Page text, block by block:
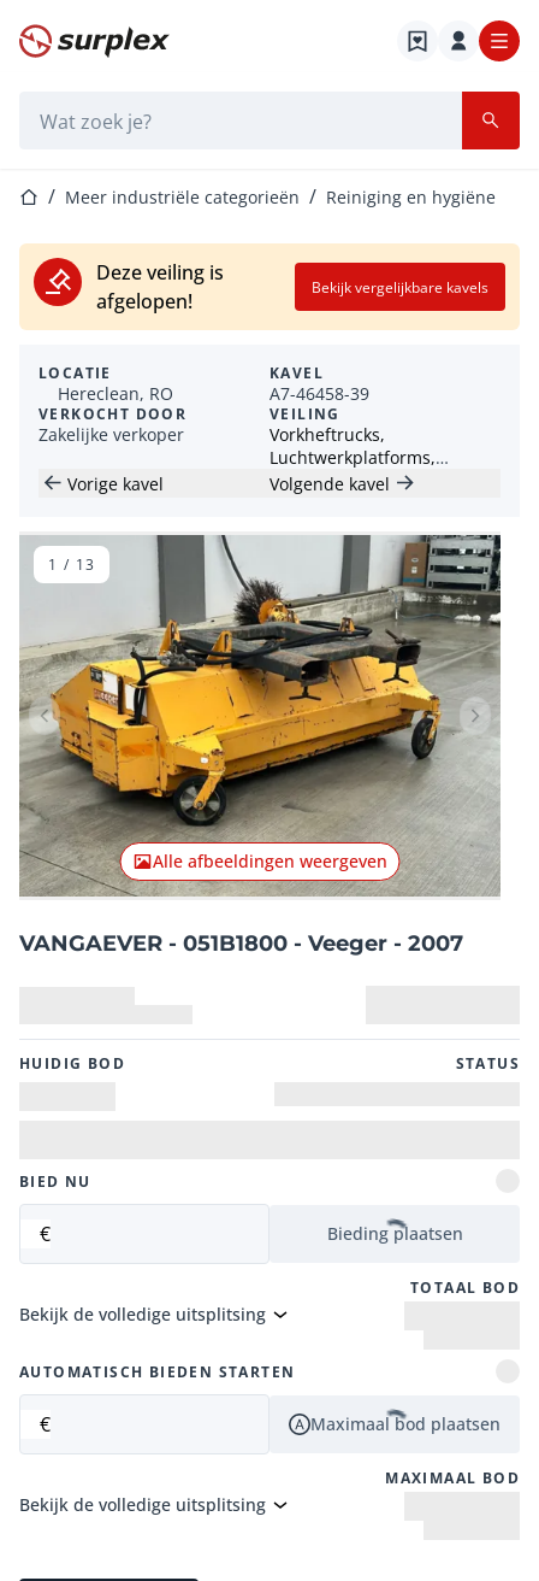
Startpagina
StartpaginaMeer industriële categorieën Reiniging en hygiëne
Deze veiling is
afgelopen!
Bekijk vergelijkbare kavels
LOCATIE
Hereclean, RO
VERKOCHT DOOR
Zakelijke verkoper
KAVEL
A7-46458-39
VEILING
Vorkheftrucks,
Luchtwerkplatforms,
Tractoren en Bouwmachines
Vorige kavel Volgende kavel
Vorig item
Alle afbeeldingen weergeven
1 / 13
VANGAEVER - 051B1800 - Veeger - 2007
HUIDIG ​​BOD STATUS
BIED NU
€ Bieding plaatsen
TOTAAL BOD
Bekijk de volledige uitsplitsing
AUTOMATISCH BIEDEN STARTEN
€ Maximaal bod plaatsen
MAXIMAAL BOD
Bekijk de volledige uitsplitsing